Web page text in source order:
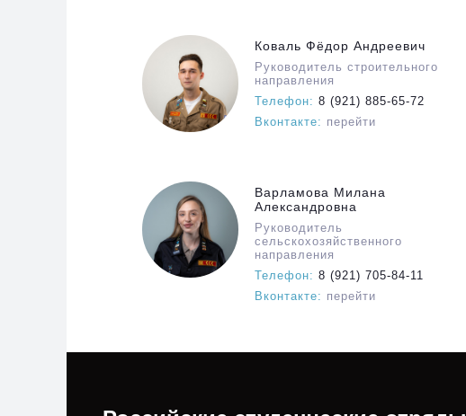
Коваль Фёдор Андреевич
Руководитель строительного
направления
Телефон: 8 (921) 885-65-72
Вконтакте: перейти
Варламова Милана
Александровна
Руководитель
сельскохозяйственного
направления
Телефон: 8 (921) 705-84-11
Вконтакте: перейти